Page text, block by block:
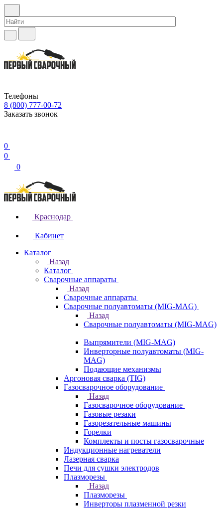
Телефоны
8 (800) 777-00-72
Заказать звонок
0
0
0
Краснодар
Кабинет
Каталог
Назад
Каталог
Сварочные аппараты
Назад
Сварочные аппараты
Сварочные полуавтоматы (MIG-MAG)
Назад
Сварочные полуавтоматы (MIG-MAG)
Выпрямители (MIG-MAG)
Инверторные полуавтоматы (MIG-
MAG)
Подающие механизмы
Аргоновая сварка (TIG)
Газосварочное оборудование
Назад
Газосварочное оборудование
Газовые резаки
Газорезательные машины
Горелки
Комплекты и посты газосварочные
Индукционные нагреватели
Лазерная сварка
Печи для сушки электродов
Плазморезы
Назад
Плазморезы
Инверторы плазменной резки